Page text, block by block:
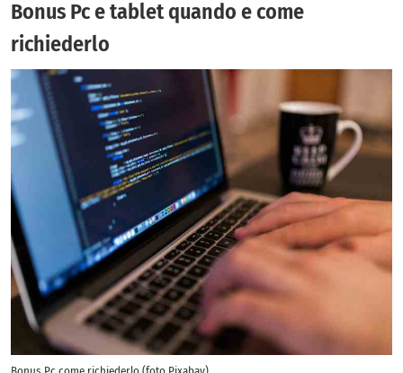
Bonus Pc e tablet quando e come
richiederlo